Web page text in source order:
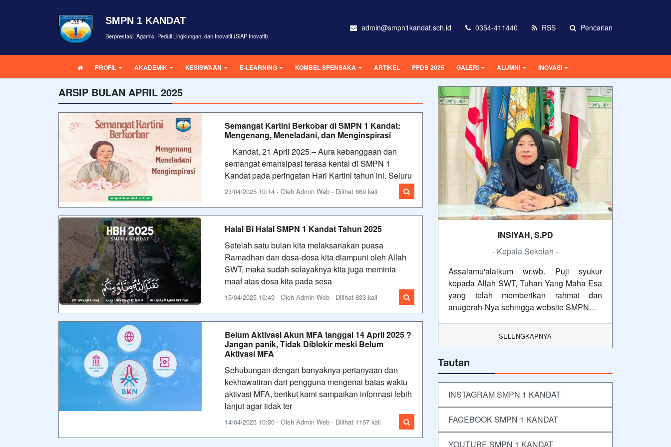
SMPN 1 KANDAT
Berprestasi, Agamis, Peduli Lingkungan, dan Inovatif (SiAP Inovatif)
admin@smpn1kandat.sch.id 0354-411440 RSS Pencarian
PROFIL AKADEMIK KESISWAAN E-LEARNING KOMBEL SPENSAKA ARTIKEL PPDB 2025 GALERI ALUMNI INOVASI
ARSIP BULAN APRIL 2025
Semangat Kartini Berkobar di SMPN 1 Kandat:
Mengenang, Meneladani, dan Menginspirasi
Kandat, 21 April 2025 – Aura kebanggaan dan
semangat emansipasi terasa kental di SMPN 1
Kandat pada peringatan Hari Kartini tahun ini. Seluru
23/04/2025 10:14 - Oleh Admin Web - Dilihat 869 kali
Halal Bi Halal SMPN 1 Kandat Tahun 2025
Setelah satu bulan kita melaksanakan puasa
Ramadhan dan dosa-dosa kita diampuni oleh Allah
SWT, maka sudah selayaknya kita juga meminta
maaf atas dosa kita pada sesa
15/04/2025 16:49 - Oleh Admin Web - Dilihat 833 kali
Belum Aktivasi Akun MFA tanggal 14 April 2025 ?
Jangan panik, Tidak Diblokir meski Belum
Aktivasi MFA
Sehubungan dengan banyaknya pertanyaan dan
kekhawatiran dari pengguna mengenai batas waktu
aktivasi MFA, berikut kami sampaikan informasi lebih
lanjut agar tidak ter
14/04/2025 10:30 - Oleh Admin Web - Dilihat 1167 kali
INSIYAH, S.PD
- Kepala Sekolah -
Assalamu'alaikum wr.wb. Puji syukur
kepada Allah SWT, Tuhan Yang Maha Esa
yang telah memberikan rahmat dan
anugerah-Nya sehingga website SMPN…
SELENGKAPNYA
Tautan
INSTAGRAM SMPN 1 KANDAT
FACEBOOK SMPN 1 KANDAT
YOUTUBE SMPN 1 KANDAT